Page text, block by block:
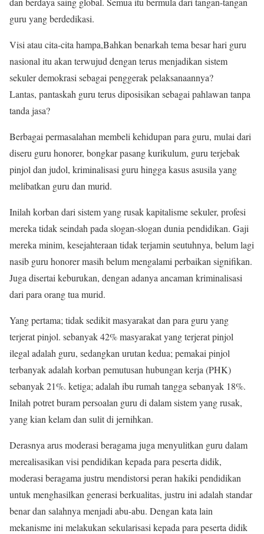
guru yang berdedikasi.
Visi atau cita-cita hampa,Bahkan benarkah tema besar hari guru
nasional itu akan terwujud dengan terus menjadikan sistem
sekuler demokrasi sebagai penggerak pelaksanaannya?
Lantas, pantaskah guru terus diposisikan sebagai pahlawan tanpa
tanda jasa?
Berbagai permasalahan membeli kehidupan para guru, mulai dari
diseru guru honorer, bongkar pasang kurikulum, guru terjebak
pinjol dan judol, kriminalisasi guru hingga kasus asusila yang
melibatkan guru dan murid.
Inilah korban dari sistem yang rusak kapitalisme sekuler, profesi
mereka tidak seindah pada slogan-slogan dunia pendidikan. Gaji
mereka minim, kesejahteraan tidak terjamin seutuhnya, belum lagi
nasib guru honorer masih belum mengalami perbaikan signifikan.
Juga disertai keburukan, dengan adanya ancaman kriminalisasi
dari para orang tua murid.
Yang pertama; tidak sedikit masyarakat dan para guru yang
terjerat pinjol. sebanyak 42% masyarakat yang terjerat pinjol
ilegal adalah guru, sedangkan urutan kedua; pemakai pinjol
terbanyak adalah korban pemutusan hubungan kerja (PHK)
sebanyak 21%. ketiga; adalah ibu rumah tangga sebanyak 18%.
Inilah potret buram persoalan guru di dalam sistem yang rusak,
yang kian kelam dan sulit di jernihkan.
Derasnya arus moderasi beragama juga menyulitkan guru dalam
merealisasikan visi pendidikan kepada para peserta didik,
moderasi beragama justru mendistorsi peran hakiki pendidikan
untuk menghasilkan generasi berkualitas, justru ini adalah standar
benar dan salahnya menjadi abu-abu. Dengan kata lain
mekanisme ini melakukan sekularisasi kepada para peserta didik